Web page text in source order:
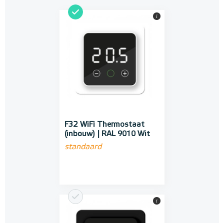
F32 WiFi Thermostaat
(inbouw) | RAL 9010 Wit
standaard
i
i